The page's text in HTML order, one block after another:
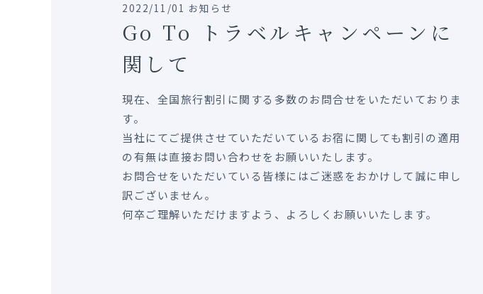
2022/11/01 お知らせ
Go To トラベルキャンペーンに
関して
現在、全国旅行割引に関する多数のお問合せをいただいておりま
す。
当社にてご提供させていただいているお宿に関しても割引の適用
の有無は直接お問い合わせをお願いいたします。
お問合せをいただいている皆様にはご迷惑をおかけして誠に申し
訳ございません。
何卒ご理解いただけますよう、よろしくお願いいたします。